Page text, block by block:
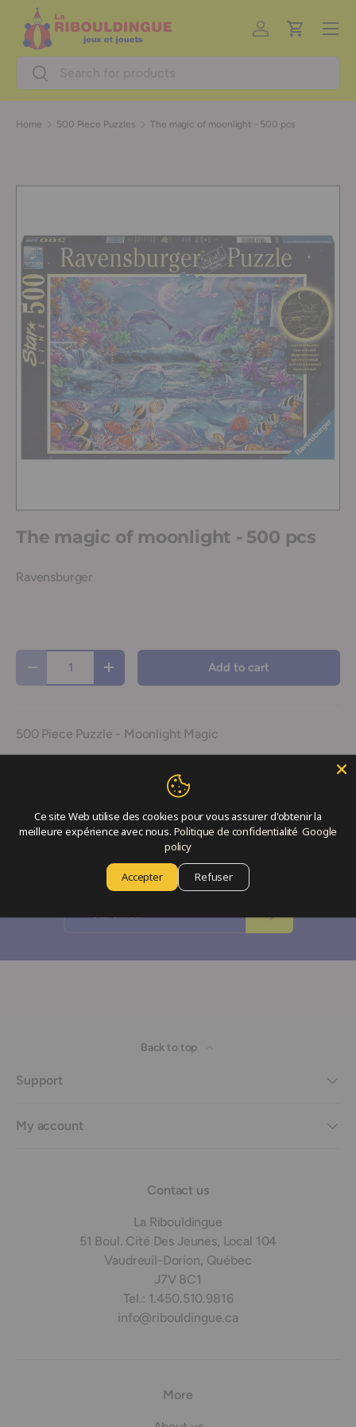
Skip to content
SearchSearch
Log inCart
Menu
Home 500 Piece Puzzles The magic of moonlight - 500 pcs
The magic of moonlight - 500 pcs
Ravensburger
- + Add to cart
500 Piece Puzzle - Moonlight Magic
Join our newsletter
Sign up now for news and special offers!
Back to top
Support
My account
Contact us
La Ribouldingue
51 Boul. Cité Des Jeunes, Local 104
Vaudreuil-Dorion, Québec
J7V 8C1
Tel.: 1.450.510.9816
info@ribouldingue.ca
More
Ce site Web utilise des cookies pour vous assurer d'obtenir la
meilleure expérience avec nous. Politique de confidentialité Google
policy
Accepter Refuser